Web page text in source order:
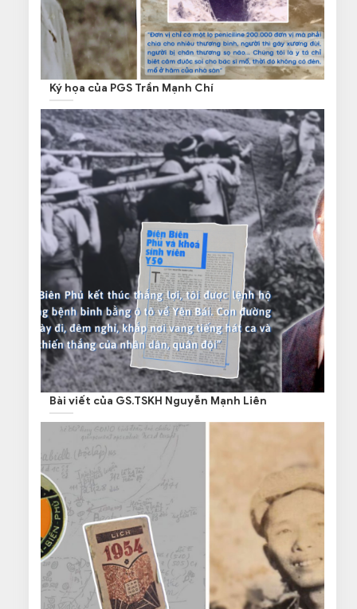
Ký họa của PGS Trần Mạnh Chí
Bài viết của GS.TSKH Nguyễn Mạnh Liên